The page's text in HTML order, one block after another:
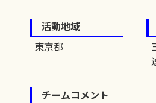
活動地域
東京都
チームコメント